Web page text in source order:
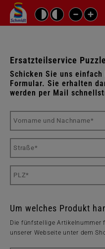
Ersatzteilservice
Schicken Sie uns
Formular. Sie erhalten
werden per Mail
Um welches Produkt
Die fünfstellige Artikelnummer
unserer Webseite unter dem